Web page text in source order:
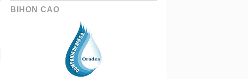
BIHON CAO